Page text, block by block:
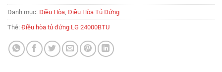
Danh mục: Điều Hòa Điều Hòa Tủ Đứng
Thẻ: Điều hòa tủ đứng LG 24000BTU